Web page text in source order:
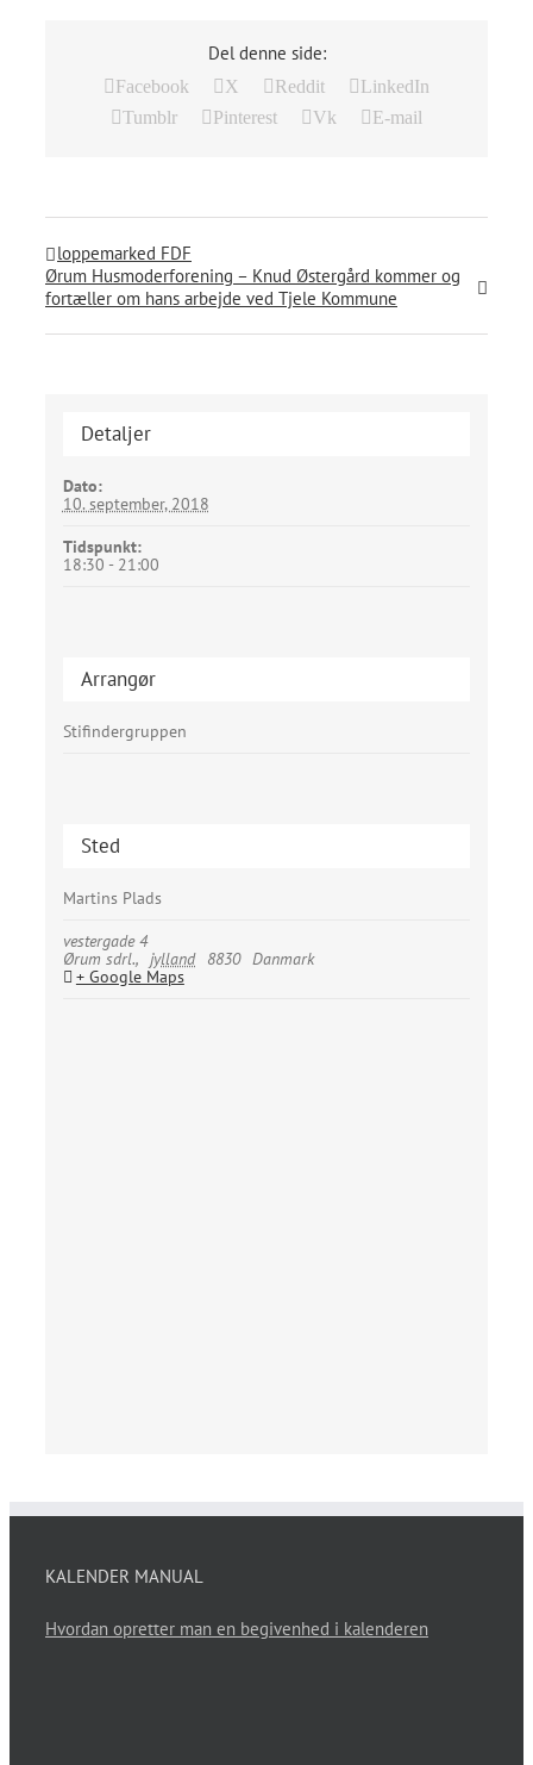
Del denne side:
Facebook X Reddit
LinkedIn
Tumblr
Pinterest Vk E-mail
loppemarked FDF
Ørum Husmoderforening – Knud Østergård kommer og
fortæller om hans arbejde ved Tjele Kommune
Detaljer
Dato:
10. september, 2018
Tidspunkt:
18:30 - 21:00
Arrangør
Stifindergruppen
Sted
Martins Plads
vestergade 4
Ørum sdrl., jylland 8830 Danmark
+ Google Maps
KALENDER MANUAL
Hvordan opretter man en begivenhed i kalenderen